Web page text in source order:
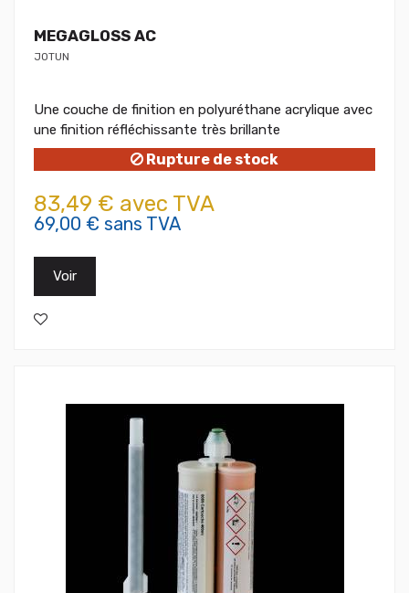
MEGAGLOSS AC
JOTUN
Une couche de finition en polyuréthane acrylique avec
une finition réfléchissante très brillante
Rupture de stock
83,49 € avec TVA
69,00 € sans TVA
Voir